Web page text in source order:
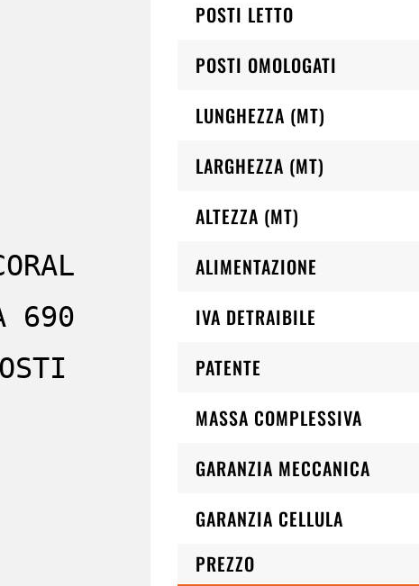
690
POSTI LETTO
POSTI OMOLOGATI
LUNGHEZZA (MT)
LARGHEZZA (MT)
ALTEZZA (MT)
ALIMENTAZIONE
IVA DETRAIBILE
PATENTE
MASSA COMPLESSIVA
GARANZIA MECCANICA
GARANZIA CELLULA
PREZZO